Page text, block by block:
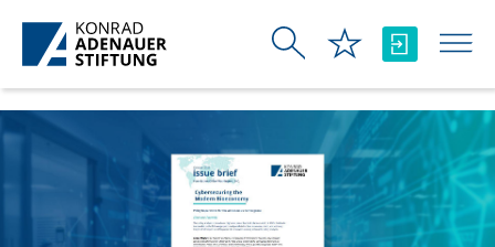
Skip to Main Content